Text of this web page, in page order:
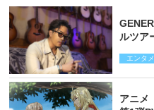
ルツア
エンタメ
アニメ